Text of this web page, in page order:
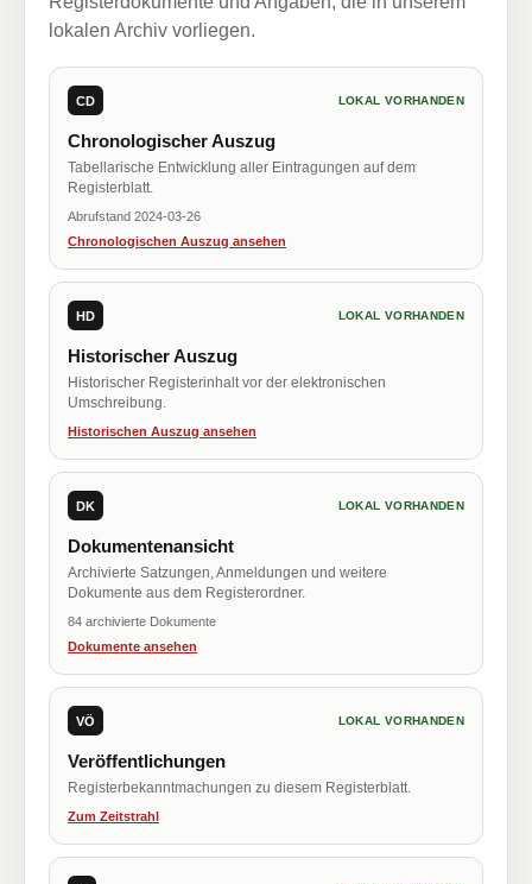
lokalen Archiv vorliegen.
CD LOKAL VORHANDEN
Chronologischer Auszug
Tabellarische Entwicklung aller Eintragungen auf dem
Registerblatt.
Abrufstand 2024-03-26
Chronologischen Auszug ansehen
HD LOKAL VORHANDEN
Historischer Auszug
Historischer Registerinhalt vor der elektronischen
Umschreibung.
Historischen Auszug ansehen
DK LOKAL VORHANDEN
Dokumentenansicht
Archivierte Satzungen, Anmeldungen und weitere
Dokumente aus dem Registerordner.
84 archivierte Dokumente
Dokumente ansehen
VÖ LOKAL VORHANDEN
Veröffentlichungen
Registerbekanntmachungen zu diesem Registerblatt.
Zum Zeitstrahl